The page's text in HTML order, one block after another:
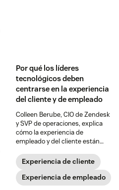
Por qué los líderes
tecnológicos deben
centrarse en la experiencia
del cliente y de empleado
Colleen Berube, CIO de Zendesk
y SVP de operaciones, explica
cómo la experiencia de
empleado y del cliente están
Experiencia de cliente
Experiencia de empleado